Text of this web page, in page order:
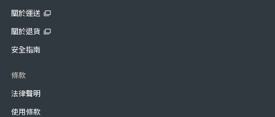
關於運送
關於退貨
安全指南
條款
法律聲明
使用條款